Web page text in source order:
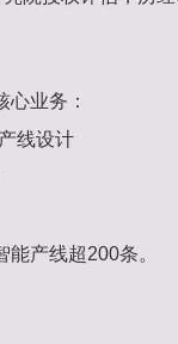
业务：
线设计
产线超200条。